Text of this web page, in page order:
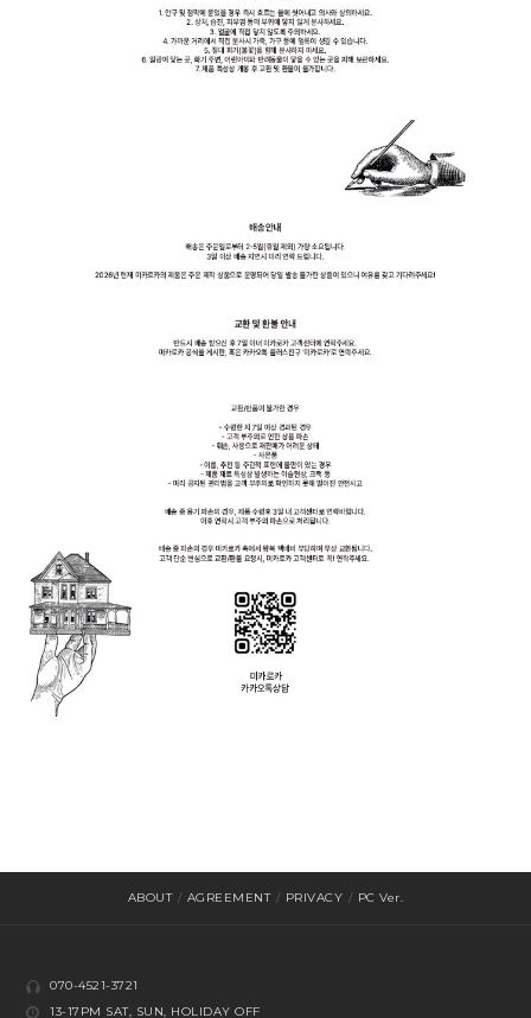
ABOUT / AGREEMENT / PRIVACY / PC Ver.
070-4521-3721
13-17PM SAT, SUN, HOLIDAY OFF